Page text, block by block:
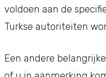
voldoen aan de
Turkse autoriteiten
Een andere